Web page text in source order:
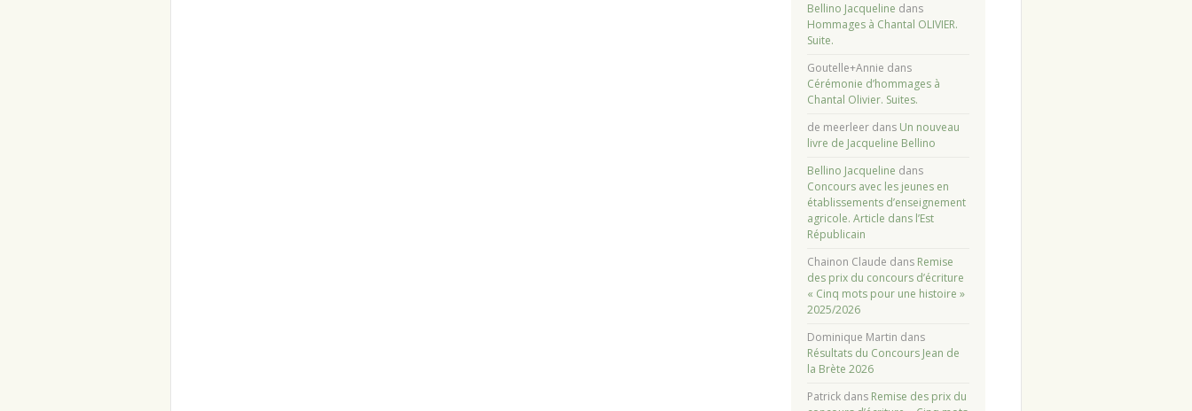
Bellino Jacqueline dans
Hommages à Chantal OLIVIER.
Suite.
Goutelle+Annie dans
Cérémonie d’hommages à
Chantal Olivier. Suites.
de meerleerdans Un nouveau
livre de Jacqueline Bellino
Bellino Jacqueline dans
Concours avec les jeunes en
établissements d’enseignement
agricole. Article dans l’Est
Républicain
Chainon Claude dans Remise
des prix du concours d’écriture
« Cinq mots pour une histoire »
2025/2026
Dominique Martin dans
Résultats du Concours Jean de
la Brète 2026
Patrickdans Remise des prix du